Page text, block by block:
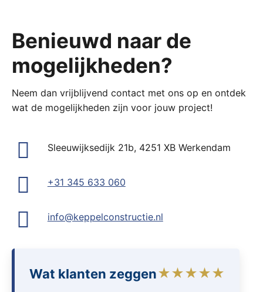
Benieuwd naar de
mogelijkheden?
Neem dan vrijblijvend contact met ons op en ontdek
wat de mogelijkheden zijn voor jouw project!
Sleeuwijksedijk 21b, 4251 XB Werkendam
+31 345 633 060
info@keppelconstructie.nl
Wat klanten zeggen★★★★★